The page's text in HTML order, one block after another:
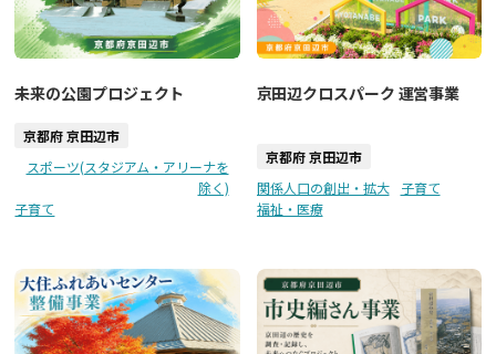
未来の公園プロジェクト
京都府 京田辺市
スポーツ(スタジアム・アリーナを
除く)
子育て
京田辺クロスパーク 運営事業
京都府 京田辺市
関係人口の創出・拡大
子育て
福祉・医療